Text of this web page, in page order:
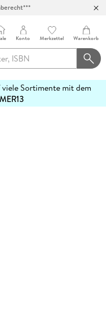
Konto Merkzettel Warenkorb
Sortimente mit dem